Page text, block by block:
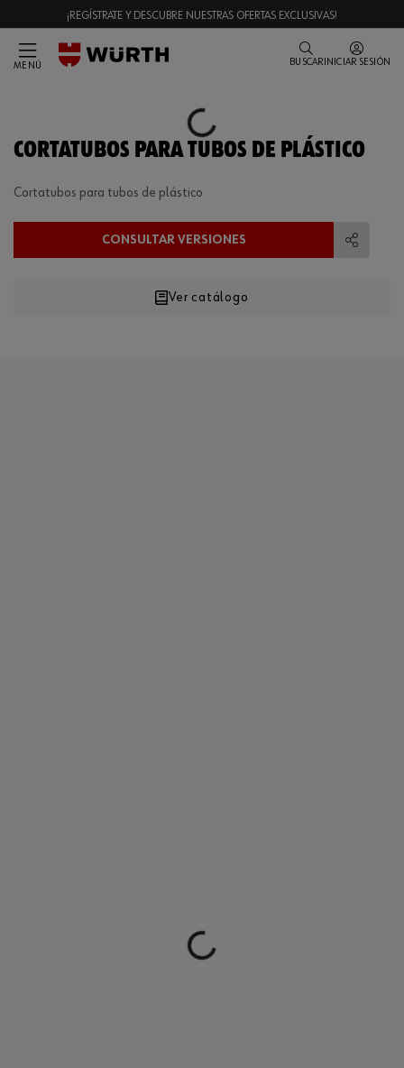
¡REGÍSTRATE Y DESCUBRE NUESTRAS OFERTAS EXCLUSIVAS!
MENÚ BUSCAR INICIAR SESIÓN
Loading...
CORTATUBOS PARA TUBOS DE PLÁSTICO
Cortatubos para tubos de plástico
CONSULTAR VERSIONES
Ver catálogo